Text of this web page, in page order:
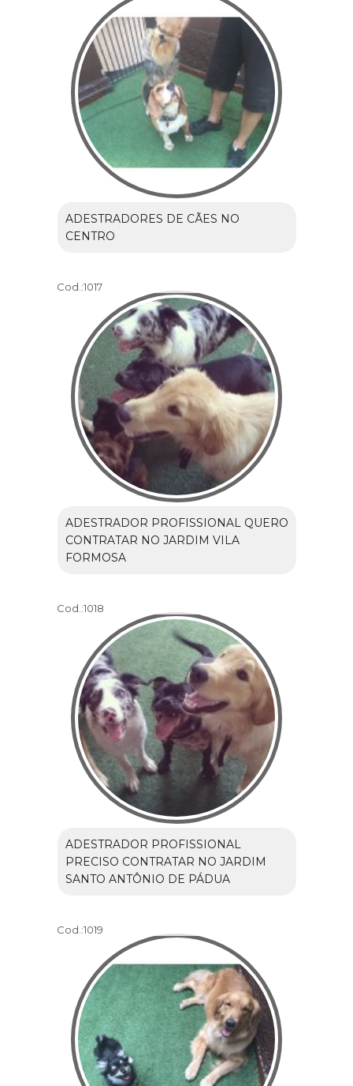
ADESTRADORES DE CÃES NO
CENTRO
Cod.:1017
ADESTRADOR PROFISSIONAL QUERO
CONTRATAR NO JARDIM VILA
FORMOSA
Cod.:1018
ADESTRADOR PROFISSIONAL
PRECISO CONTRATAR NO JARDIM
SANTO ANTÔNIO DE PÁDUA
Cod.:1019